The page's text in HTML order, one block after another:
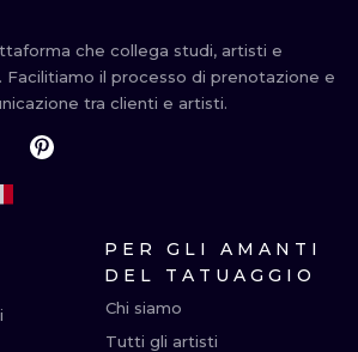
che collega studi, artisti e
Facilitiamo il processo di prenotazione e
tra clienti e artisti.
PER GLI AMANTI
DEL TATUAGGIO
Chi siamo
Tutti gli artisti